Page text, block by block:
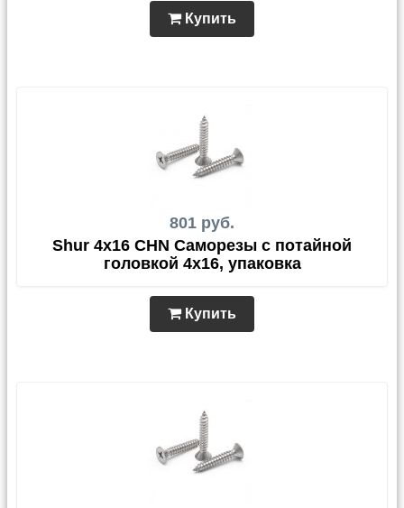
Купить
801 руб.
Shur 4x16 CHN Саморезы с потайной
головкой 4x16, упаковка
Купить